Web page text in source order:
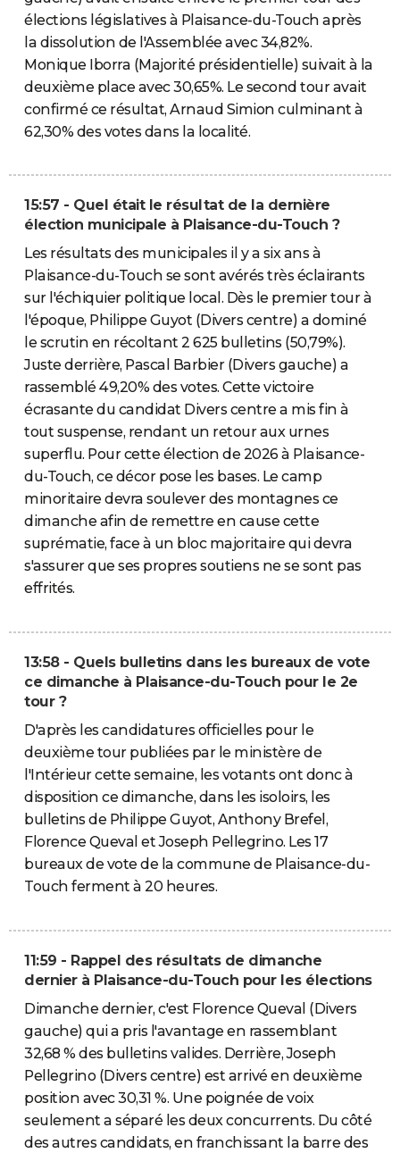
élections législatives à Plaisance-du-Touch après
la dissolution de l'Assemblée avec 34,82%.
Monique Iborra (Majorité présidentielle) suivait à la
deuxième place avec 30,65%. Le second tour avait
confirmé ce résultat, Arnaud Simion culminant à
62,30% des votes dans la localité.
15:57 - Quel était le résultat de la dernière
élection municipale à Plaisance-du-Touch ?
Les résultats des municipales il y a six ans à
Plaisance-du-Touch se sont avérés très éclairants
sur l'échiquier politique local. Dès le premier tour à
l'époque, Philippe Guyot (Divers centre) a dominé
le scrutin en récoltant 2 625 bulletins (50,79%).
Juste derrière, Pascal Barbier (Divers gauche) a
rassemblé 49,20% des votes. Cette victoire
écrasante du candidat Divers centre a mis fin à
tout suspense, rendant un retour aux urnes
superflu. Pour cette élection de 2026 à Plaisance-
du-Touch, ce décor pose les bases. Le camp
minoritaire devra soulever des montagnes ce
dimanche afin de remettre en cause cette
suprématie, face à un bloc majoritaire qui devra
s'assurer que ses propres soutiens ne se sont pas
effrités.
13:58 - Quels bulletins dans les bureaux de vote
ce dimanche à Plaisance-du-Touch pour le 2e
tour ?
D'après les candidatures officielles pour le
deuxième tour publiées par le ministère de
l'Intérieur cette semaine, les votants ont donc à
disposition ce dimanche, dans les isoloirs, les
bulletins de Philippe Guyot, Anthony Brefel,
Florence Queval et Joseph Pellegrino. Les 17
bureaux de vote de la commune de Plaisance-du-
Touch ferment à 20 heures.
11:59 - Rappel des résultats de dimanche
dernier à Plaisance-du-Touch pour les élections
Dimanche dernier, c'est Florence Queval (Divers
gauche) qui a pris l'avantage en rassemblant
32,68 % des bulletins valides. Derrière, Joseph
Pellegrino (Divers centre) est arrivé en deuxième
position avec 30,31 %. Une poignée de voix
seulement a séparé les deux concurrents. Du côté
des autres candidats, en franchissant la barre des